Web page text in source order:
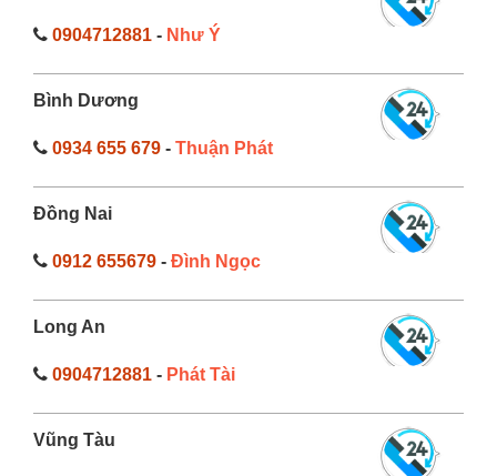
0904712881 - Như Ý
Bình Dương
0934 655 679 - Thuận Phát
Đồng Nai
0912 655679 - Đình Ngọc
Long An
0904712881 - Phát Tài
Vũng Tàu